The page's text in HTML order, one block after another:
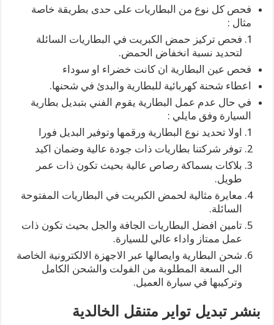
فحص كل نوع من البطاريات على حدى بطريقة خاصة
مثال :
فحص تركيز حمض الكبريت في البطاريات السائلة
لتحديد نسبة انخفاض الحمض.
فحص عين البطارية ان كانت خضراء او سوداء
اعطاء شحنة كهربائية للبطارية والبدئ في شحنها.
في حال عدم عمل البطارية يقوم الفني بتبديل بطارية
السيارة وفق مايلي :
اولا تحديد نوع البطارية ورقمها وتوفير البديل فورا
توفر شركتنا بطاريات ذات جودة عالية وضمان اكيد
بلاكات بسماكة رصاص عالية بحيث تكون ذات عمر
طويل.
معايرة مثالية لحمض الكبريت في البطاريات المفتوحة
السائلة.
تامين افضل البطاريات الجافة والجل بحيث تكون ذات
عمل ممتاز واداء عالي للسيارة.
شحن البطارية وايصالها عبر الاجهزة الالكترونية الخاصة
الى السعة المطلوبة من الفولت والشحن الكامل
وتركيبها في سيارة العميل.
بنشر تبديل تواير متنقل الخالدية